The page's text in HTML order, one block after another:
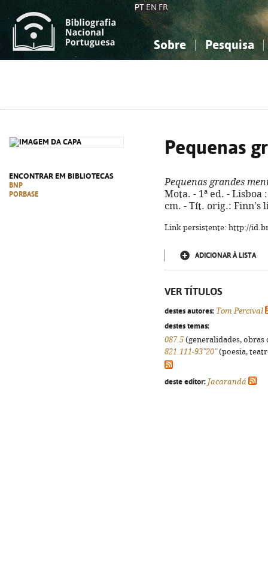
PT EN FR
Sobre Pesquisa
ENCONTRAR EM BIBLIOTECAS
BNP
PORBASE
Pequenas
Pequenas grandes
Mota. - 1ª ed. - Lisboa
cm. - Tít. orig.: Finn's
Link persistente: http://
ADICIONAR À LISTA
VER TÍTULOS
destes autores: Tom Percival
destes temas:
087.5 (generalidades,
821.111-93"20"(poesia,
deste editor: Jacarandá